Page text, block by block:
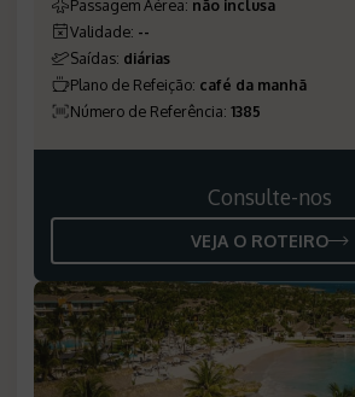
Passagem Aérea: não inclusa
Validade: --
Saídas: diárias
Plano de Refeição: café da manhã
Número de Referência: 1385
Consulte-nos
VEJA O ROTEIRO